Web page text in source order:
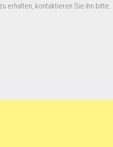
erhalten, kontaktieren Sie ihn bitte.